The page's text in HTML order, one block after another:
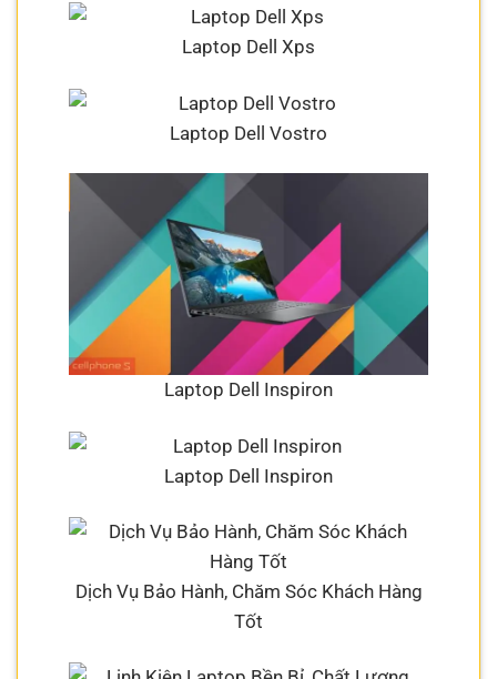
Laptop Dell Xps
Laptop Dell Vostro
Laptop Dell Inspiron
Laptop Dell Inspiron
Dịch Vụ Bảo Hành, Chăm Sóc Khách Hàng
Tốt